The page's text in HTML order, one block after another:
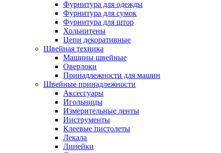
Фурнитура для одежды
Фурнитура для сумок
Фурнитура для штор
Хольнитены
Цепи декоративные
Швейная техника
Машины швейные
Оверлоки
Принадлежности для машин
Швейные принадлежности
Аксессуары
Игольницы
Измерительные ленты
Инструменты
Клеевые пистолеты
Лекала
Линейки